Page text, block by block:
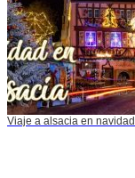
Viaje a alsacia en navidad